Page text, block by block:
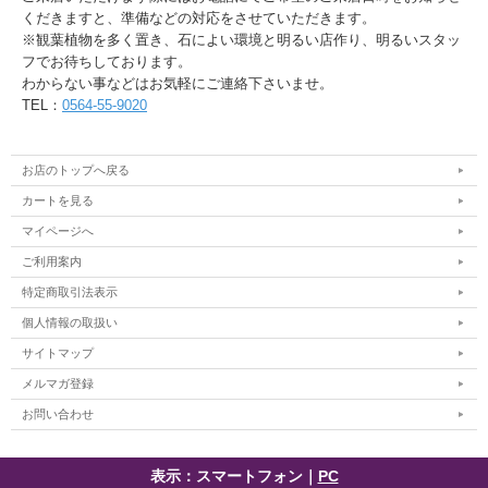
くだきますと、準備などの対応をさせていただきます。
※観葉植物を多く置き、石によい環境と明るい店作り、明るいスタッ
フでお待ちしております。
わからない事などはお気軽にご連絡下さいませ。
TEL： 0564-55-9020
お店のトップへ戻る
カートを見る
マイページへ
ご利用案内
特定商取引法表示
個人情報の取扱い
サイトマップ
メルマガ登録
お問い合わせ
表示：スマートフォン｜ PC